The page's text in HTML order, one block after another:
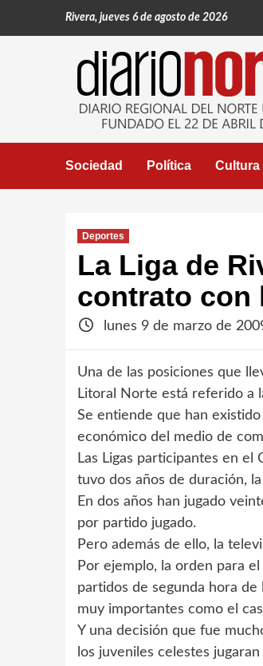
Rivera, jueves 6 de agosto de 2026
Sociedad Política Cultura
Deportes
La Liga de
contrato con
lunes 9 de marzo de
Una de las posiciones que
Litoral Norte está referido a
Se entiende que han
económico del medio de
Las Ligas participantes en
tuvo dos años de duración,
En dos años han jugado
por partido jugado.
Pero además de ello, la
Por ejemplo, la orden para
partidos de segunda hora de
muy importantes como el
Y una decisión que fue
los juveniles celestes